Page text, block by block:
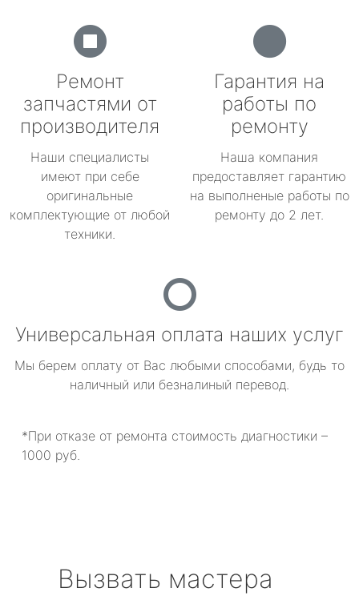
Ремонт
запчастями от
производителя
Наши специалисты
имеют при себе
оригинальные
комплектующие от любой
техники.
Гарантия на
работы по
ремонту
Наша компания
предоставляет гарантию
на выполненые работы по
ремонту до 2 лет.
Универсальная оплата наших услуг
Мы берем оплату от Вас любыми способами, будь то
наличный или безналиный перевод.
*При отказе от ремонта стоимость диагностики –
1000 руб.
Вызвать мастера